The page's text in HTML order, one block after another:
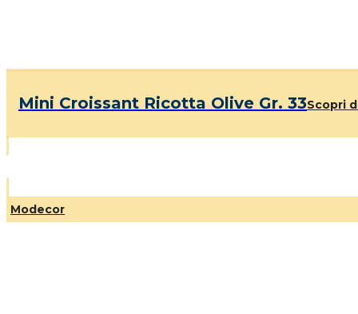
Mini Croissant Ricotta Olive Gr. 33Scopri
Modecor